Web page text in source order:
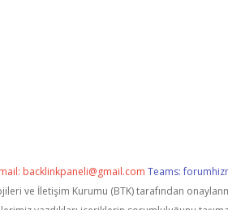
backlinkpaneli@gmail.com Teams:
ve İletişim Kurumu (BTK) tarafından